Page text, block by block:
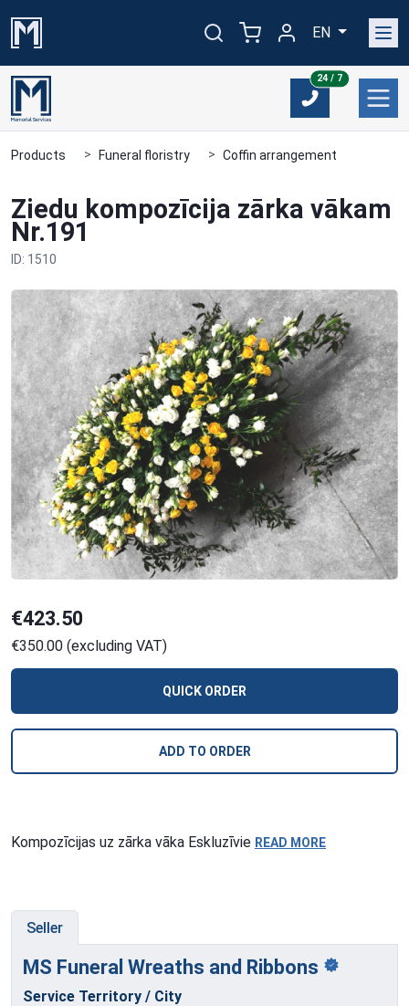
EN
24 / 724/7
Products Funeral floristry Coffin arrangement
Ziedu kompozīcija zārka vākam
Nr.191
ID: 1510
€423.50
€350.00 (excluding VAT)
QUICK ORDER
ADD TO ORDER
Kompozīcijas uz zārka vāka Eskluzīvie READ MORE
Seller
MS Funeral Wreaths and Ribbons
Service Territory / City